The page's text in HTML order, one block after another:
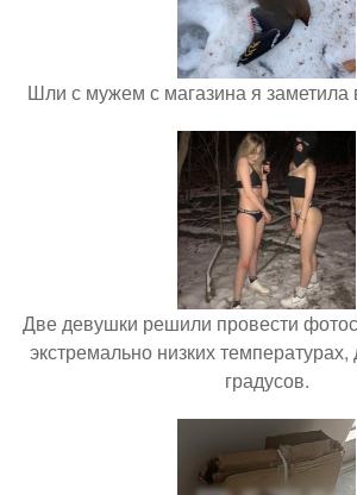
Шли с мужем с магазина я заметила
Две девушки решили провести
экстремально низких
градусов.